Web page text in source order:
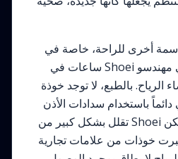
أخرى للراحة، خاصة في
الرحلات الطويلة. يقضي مهندسو Shoei ساعات في
بالطبع، لا توجد خوذة
باستخدام سدادات الأذن
للحفاظ على سمعكم. لكن Shoei تقلل بشكل كبير من
خوذات من علامات تجارية